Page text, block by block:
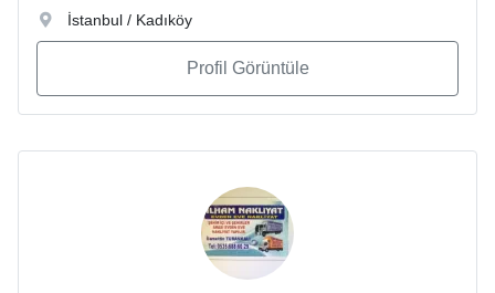
İstanbul / Kadıköy
Profil Görüntüle